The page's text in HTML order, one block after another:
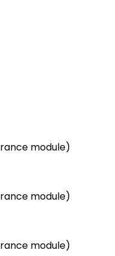
module)
module)
module)